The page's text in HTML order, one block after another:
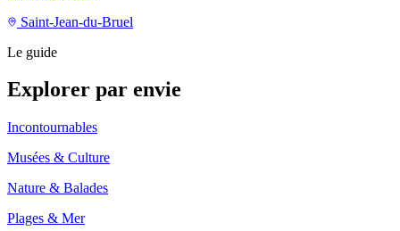
Saint-Jean-du-Bruel
Le guide
Explorer par envie
Incontournables
Musées & Culture
Nature & Balades
Plages & Mer